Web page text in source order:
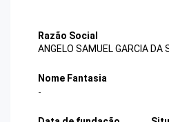
Razão Social
ANGELO SAMUEL GARCIA DA
Nome Fantasia
-